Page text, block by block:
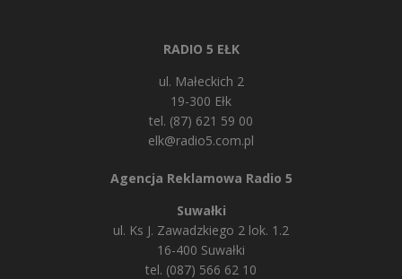
RADIO 5 EŁK
ul. Małeckich 2
19-300 Ełk
tel. (87) 621 59 00
elk@radio5.com.pl
Agencja Reklamowa Radio 5
Suwałki
ul. Ks J. Zawadzkiego 2 lok. 1.2
16-400 Suwałki
tel. (087) 566 62 10